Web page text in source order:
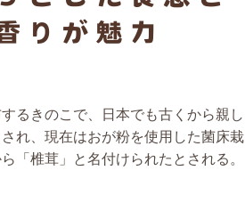
るきのこで、日本でも古くから親し
れ、現在はおが粉を使用した菌床栽
「椎茸」と名付けられたとされる。